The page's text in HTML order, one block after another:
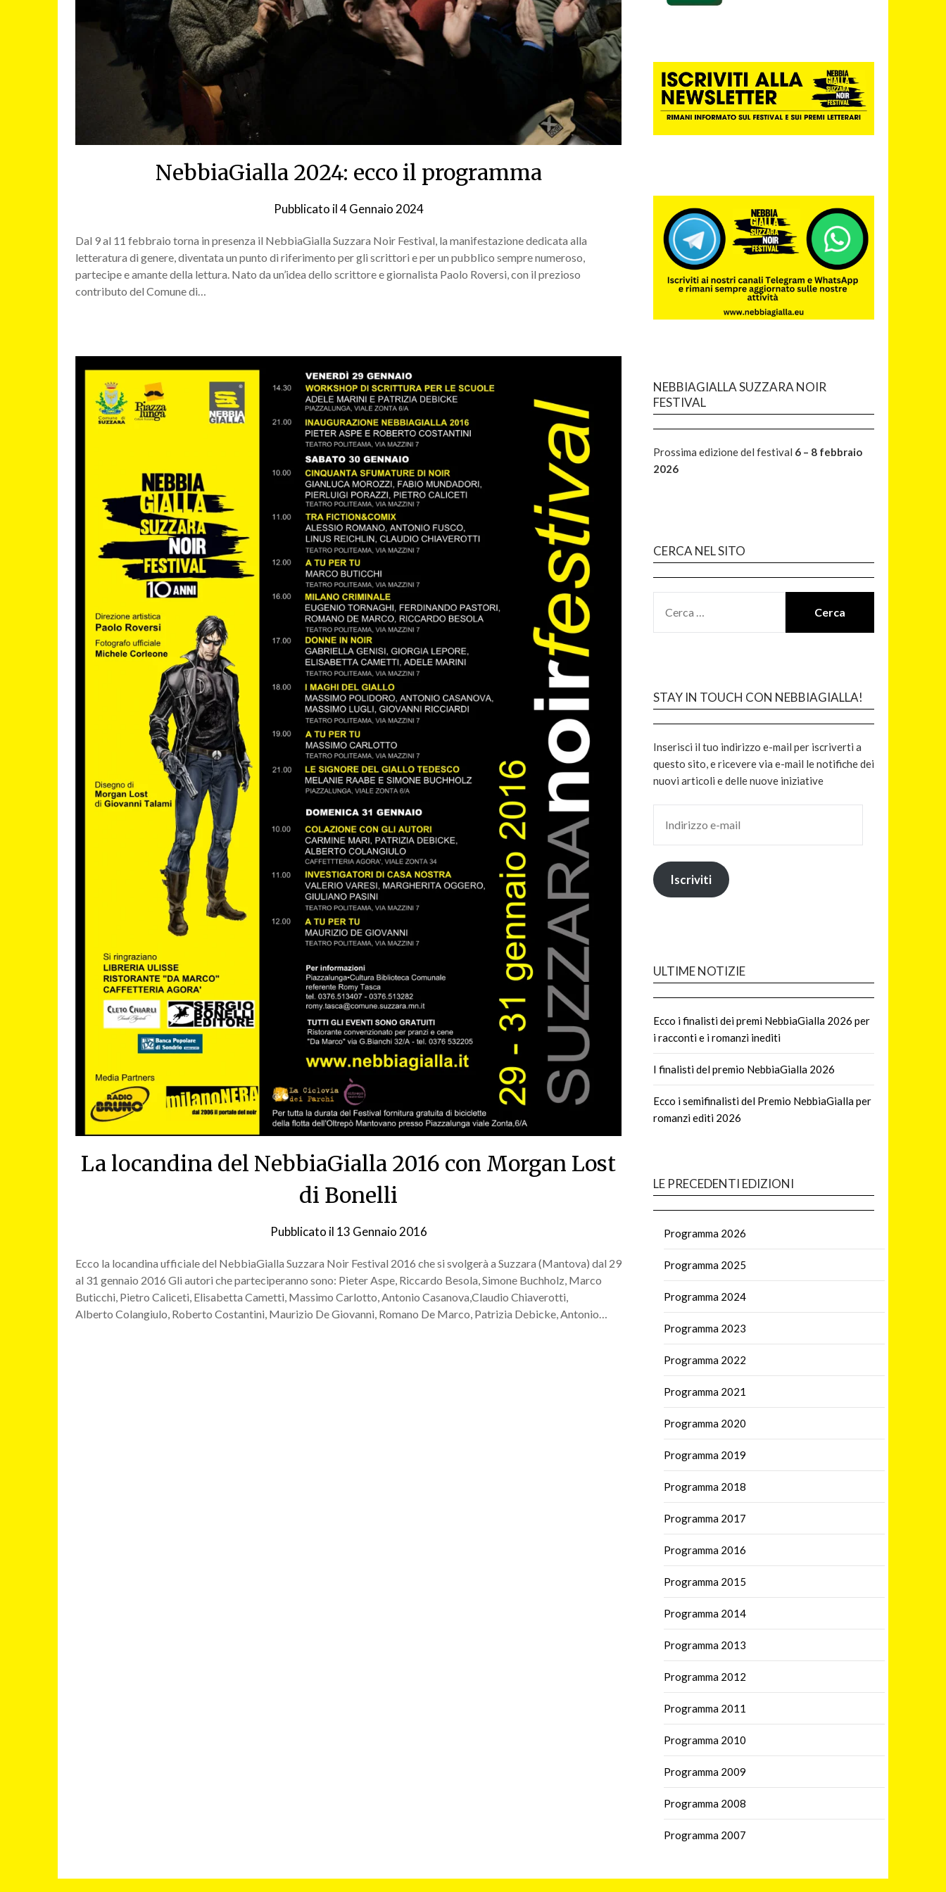
NebbiaGialla 2024: ecco il programma
Pubblicato il4 Gennaio 2024da
Dal 9 al 11 febbraio torna in presenza il NebbiaGialla Suzzara Noir Festival, la manifestazione dedicata alla
letteratura di genere, diventata un punto di riferimento per gli scrittori e per un pubblico sempre numeroso,
partecipe e amante della lettura. Nato da un’idea dello scrittore e giornalista Paolo Roversi, con il prezioso
contributo del Comune di…
La locandina del NebbiaGialla 2016 con Morgan Lost
di Bonelli
Pubblicato il 13 Gennaio 2016
Ecco la locandina ufficiale del NebbiaGialla Suzzara Noir Festival 2016 che si svolgerà a Suzzara (Mantova) dal 29
al 31 gennaio 2016 Gli autori che parteciperanno sono: Pieter Aspe, Riccardo Besola, Simone Buchholz, Marco
Buticchi, Pietro Caliceti, Elisabetta Cametti, Massimo Carlotto, Antonio Casanova,Claudio Chiaverotti,
Alberto Colangiulo, Roberto Costantini, Maurizio De Giovanni, Romano De Marco, Patrizia Debicke, Antonio…
NEBBIAGIALLA SUZZARA NOIR
FESTIVAL
Prossima edizione del festival 6 – 8 febbraio
2026
CERCA NEL SITO
STAY IN TOUCH CON NEBBIAGIALLA!
Inserisci il tuo indirizzo e-mail per iscriverti a
questo sito, e ricevere via e-mail le notifiche dei
nuovi articoli e delle nuove iniziative
Iscriviti
ULTIME NOTIZIE
Ecco i finalisti dei premi NebbiaGialla 2026 per
i racconti e i romanzi inediti
I finalisti del premio NebbiaGialla 2026
Ecco i semifinalisti del Premio NebbiaGialla per
romanzi editi 2026
LE PRECEDENTI EDIZIONI
Programma 2026
Programma 2025
Programma 2024
Programma 2023
Programma 2022
Programma 2021
Programma 2020
Programma 2019
Programma 2018
Programma 2017
Programma 2016
Programma 2015
Programma 2014
Programma 2013
Programma 2012
Programma 2011
Programma 2010
Programma 2009
Programma 2008
Programma 2007